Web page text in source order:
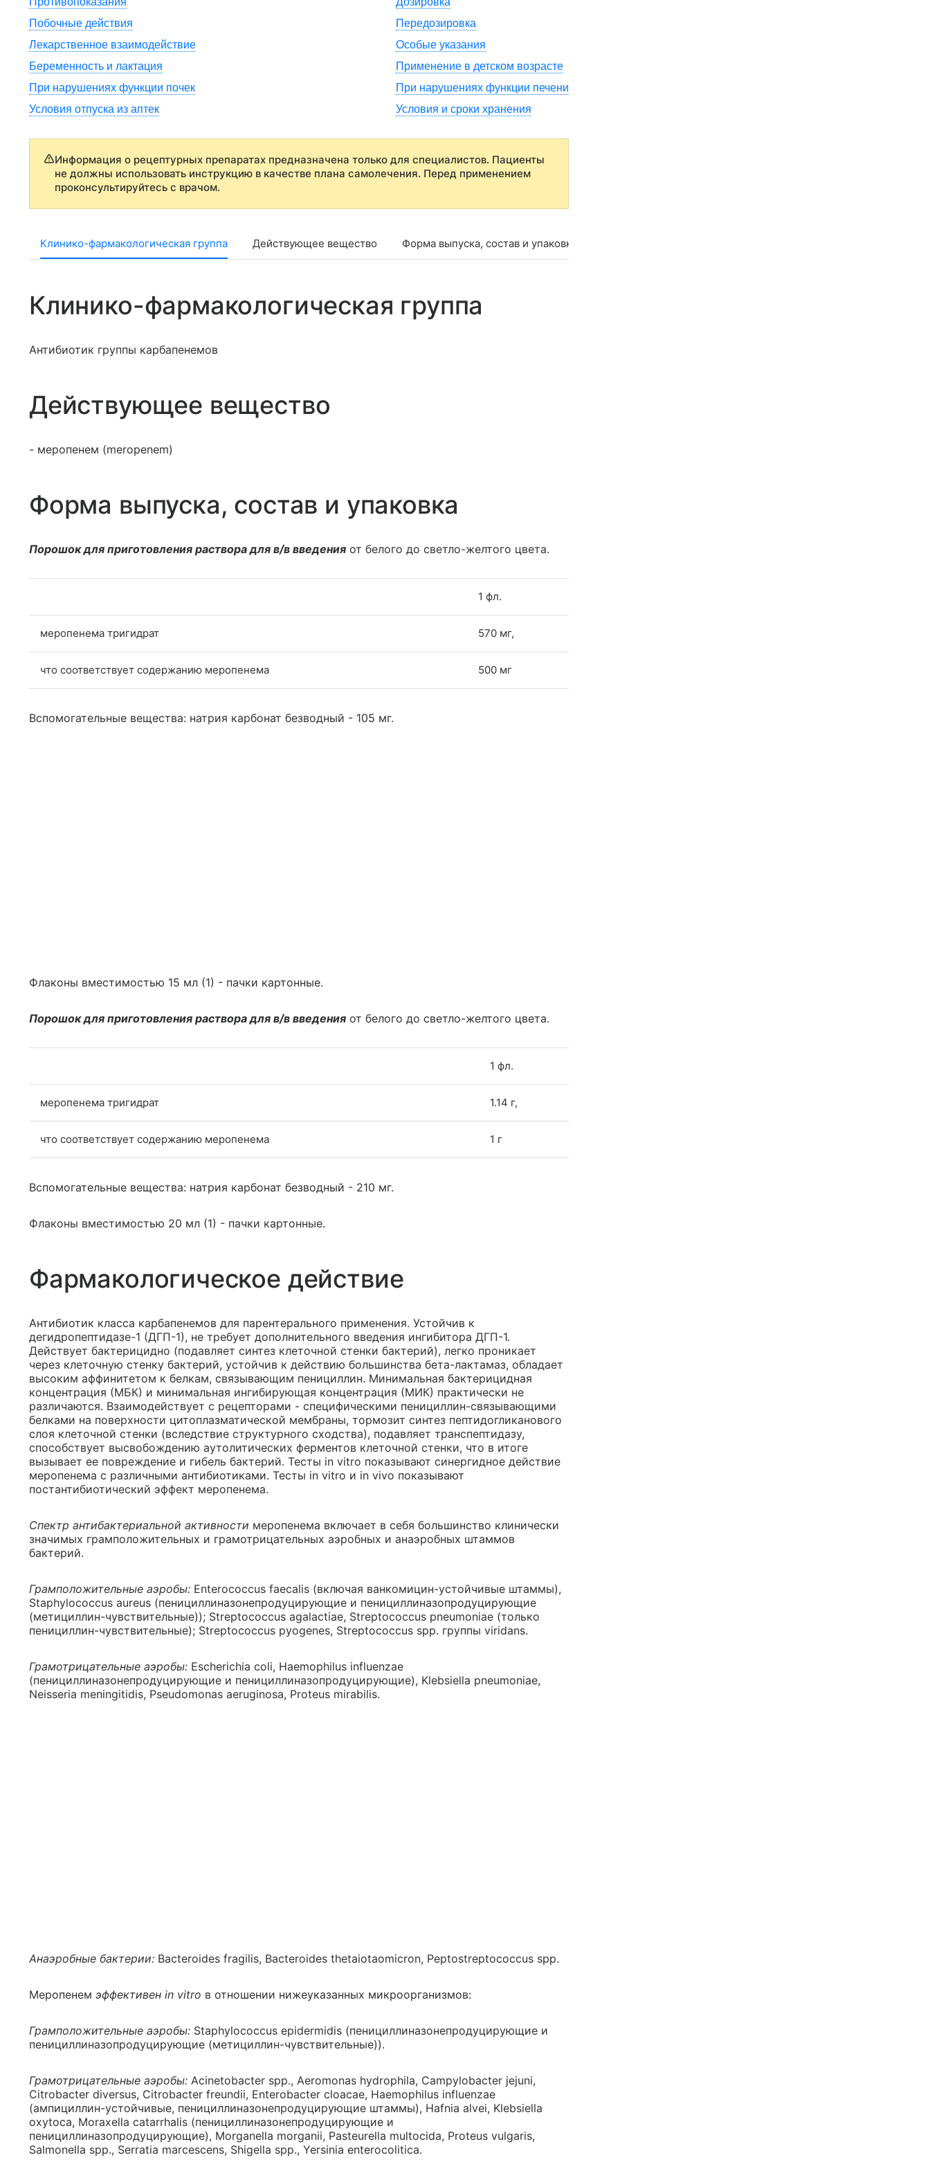
Побочные действия
Передозировка
Лекарственное взаимодействие
Особые указания
Беременность и лактация
Применение в детском возрасте
При нарушениях функции почек
При нарушениях функции печени
Условия отпуска из аптек
Условия и сроки хранения
Информация о рецептурных препаратах предназначена только для специалистов. Пациенты
не должны использовать инструкцию в качестве плана самолечения. Перед применением
проконсультируйтесь с врачом.
Клинико-фармакологическая группа Действующее вещество Форма выпуска, состав и упаковка
Клинико-фармакологическая группа
Антибиотик группы карбапенемов
Действующее вещество
- меропенем (meropenem)
Форма выпуска, состав и упаковка
Порошок для приготовления раствора для в/в введения от белого до светло-желтого цвета.
1 фл.
меропенема тригидрат 570 мг,
что соответствует содержанию меропенема 500 мг
Вспомогательные вещества: натрия карбонат безводный - 105 мг.
Флаконы вместимостью 15 мл (1) - пачки картонные.
Порошок для приготовления раствора для в/в введения от белого до светло-желтого цвета.
1 фл.
меропенема тригидрат 1.14 г,
что соответствует содержанию меропенема 1 г
Вспомогательные вещества: натрия карбонат безводный - 210 мг.
Флаконы вместимостью 20 мл (1) - пачки картонные.
Фармакологическое действие
Антибиотик класса карбапенемов для парентерального применения. Устойчив к
дегидропептидазе-1 (ДГП-1), не требует дополнительного введения ингибитора ДГП-1.
Действует бактерицидно (подавляет синтез клеточной стенки бактерий), легко проникает
через клеточную стенку бактерий, устойчив к действию большинства бета-лактамаз, обладает
высоким аффинитетом к белкам, связывающим пенициллин. Минимальная бактерицидная
концентрация (МБК) и минимальная ингибирующая концентрация (МИК) практически не
различаются. Взаимодействует с рецепторами - специфическими пенициллин-связывающими
белками на поверхности цитоплазматической мембраны, тормозит синтез пептидогликанового
слоя клеточной стенки (вследствие структурного сходства), подавляет транспептидазу,
способствует высвобождению аутолитических ферментов клеточной стенки, что в итоге
вызывает ее повреждение и гибель бактерий. Тесты in vitro показывают синергидное действие
меропенема с различными антибиотиками. Тесты in vitro и in vivo показывают
постантибиотический эффект меропенема.
Спектр антибактериальной активности меропенема включает в себя большинство клинически
значимых грамположительных и грамотрицательных аэробных и анаэробных штаммов
бактерий.
Грамположительные аэробы: Enterococcus faecalis (включая ванкомицин-устойчивые штаммы),
Staphylococcus aureus (пенициллиназонепродуцирующие и пенициллиназопродуцирующие
(метициллин-чувствительные)); Streptococcus agalactiae, Streptococcus pneumoniae (только
пенициллин-чувствительные); Streptococcus pyogenes, Streptococcus spp. группы viridans.
Грамотрицательные аэробы: Escherichia coli, Haemophilus influenzae
(пенициллиназонепродуцирующие и пенициллиназопродуцирующие), Klebsiella pneumoniae,
Neisseria meningitidis, Pseudomonas aeruginosa, Proteus mirabilis.
Анаэробные бактерии: Bacteroides fragilis, Bacteroides thetaiotaomicron, Peptostreptococcus spp.
Меропенем эффективен in vitro в отношении нижеуказанных микроорганизмов:
Грамположительные аэробы: Staphylococcus epidermidis (пенициллиназонепродуцирующие и
пенициллиназопродуцирующие (метициллин-чувствительные)).
Грамотрицательные аэробы: Acinetobacter spp., Aeromonas hydrophila, Campylobacter jejuni,
Citrobacter diversus, Citrobacter freundii, Enterobacter cloacae, Haemophilus influenzae
(ампициллин-устойчивые, пенициллиназонепродуцирующие штаммы), Hafnia alvei, Klebsiella
oxytoca, Moraxella catarrhalis (пенициллиназонепродуцирующие и
пенициллиназопродуцирующие), Morganella morganii, Pasteurella multocida, Proteus vulgaris,
Salmonella spp., Serratia marcescens, Shigella spp., Yersinia enterocolitica.